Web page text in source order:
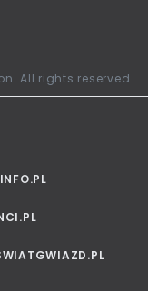
All rights reserved.